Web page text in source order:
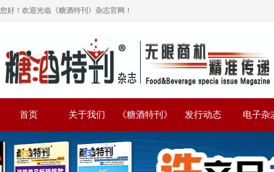
您好！欢迎光临《糖酒特刊》杂志官网！
首页 关于我们 《糖酒特刊》 发行动态 电子杂